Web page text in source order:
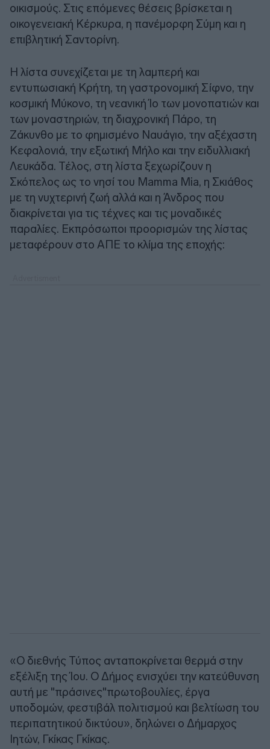
οικισμούς. Στις επόμενες θέσεις βρίσκεται η
οικογενειακή Κέρκυρα, η πανέμορφη Σύμη και η
επιβλητική Σαντορίνη.
Η λίστα συνεχίζεται με τη λαμπερή και
εντυπωσιακή Κρήτη, τη γαστρονομική Σίφνο, την
κοσμική Μύκονο, τη νεανική Ίο των μονοπατιών και
των μοναστηριών, τη διαχρονική Πάρο, τη
Ζάκυνθο με το φημισμένο Ναυάγιο, την αξέχαστη
Κεφαλονιά, την εξωτική Μήλο και την ειδυλλιακή
Λευκάδα. Τέλος, στη λίστα ξεχωρίζουν η
Σκόπελος ως το νησί του Μamma Mia, η Σκιάθος
με τη νυχτερινή ζωή αλλά και η Άνδρος που
διακρίνεται για τις τέχνες και τις μοναδικές
παραλίες. Εκπρόσωποι προορισμών της λίστας
μεταφέρουν στο ΑΠΕ το κλίμα της εποχής:
«Ο διεθνής Τύπος ανταποκρίνεται θερμά στην
εξέλιξη της Ίου​. Ο Δήμος ενισχύει την κατεύθυνση
αυτή με "πράσινες​"πρωτοβουλίες, έργα
υποδομών, φεστιβάλ πολιτισμού​ και βελτίωση του
περιπατητικού δικτύου», δηλώνει ο Δήμαρχος
Ιητών, Γκίκας Γκίκας.